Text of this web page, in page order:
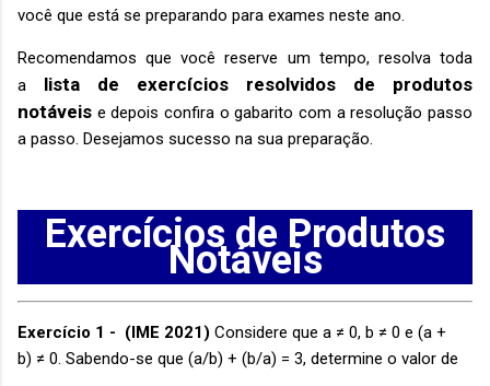
você que está se preparando para exames neste ano.
Recomendamos que você reserve um tempo, resolva toda
a lista de exercícios resolvidos de produtos
notáveis e depois confira o gabarito com a resolução passo
a passo. Desejamos sucesso na sua preparação.
Exercícios de Produtos
Notáveis
Exercício 1 - (IME 2021) Considere que a ≠ 0, b ≠ 0 e (a +
b) ≠ 0. Sabendo-se que (a/b) + (b/a) = 3, determine o valor de